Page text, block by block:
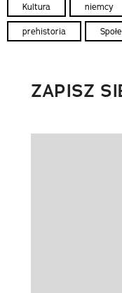
Kultura niemcy
prehistoria
ZAPISZ